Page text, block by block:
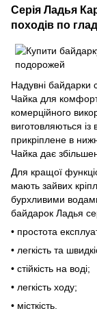
Серія Ладья
походів по
Надувні байдарки
Чайка для
комерційного
виготовляються
прикріплене в
Чайка дає
Для кращої
мають зайвих
бурхливими
байдарок Ладья
• простота
• легкість та
• стійкість на воді;
• легкість ходу;
• місткість.